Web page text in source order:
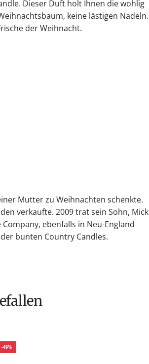
Dieser Duft holt Ihnen die wohlig
keine lästigen Nadeln.
der Weihnacht.
Mutter zu Weihnachten schenkte.
verkaufte. 2009 trat sein Sohn, Mick
ebenfalls in Neu-England
bunten Country Candles.
-49%